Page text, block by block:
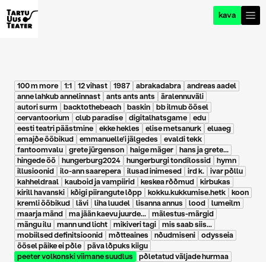
kava
100 m more 1:1 12 vihast 1987 abrakadabra
andreas aadel
anne lahkub annelinnast
ants ants ants
äralennuväli
autori surm
backtothebeach baskin
bb ilmub öösel
cervantoorium
club paradise digitalhatsgame
edu
eesti teatri päästmine
ekke hekles elise metsanurk
eluaeg
emajõe ööbikud
emmanuelle'i jälgedes
evaldi tekk
fantoomvalu
grete jürgenson haige mäger
hans ja grete...
hingede öö
hungerburg2024 hungerburgi tondilossid
hymn
illusioonid
ilo-ann saarepera ilusad inimesed ird k.
ivar põllu
kahheldraal
kauboid ja vampiirid keskea rõõmud
kirbukas
kirill havanski
kõigi piirangute lõpp kokku.kukkumise.hetk
koon
kremli ööbikud
lävi liha luudel lisanna annus lood
lumeilm
maarja mänd
ma jään kaevu juurde...
mälestus-märgid
mängu ilu
mann und licht mikiveri tagi
mis saab siis...
mobiilsed definitsioonid
mõtteaines nõudmiseni
odysseia
öösel päike ei põle
päva lõpuks kiigu
peeter volkonski viimane suudlus
põletatud väljade hurmaa